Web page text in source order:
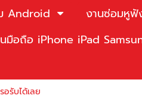
Android
งานซ่อมหูฟั
มือถือ iPhone iPad
รับได้เลย